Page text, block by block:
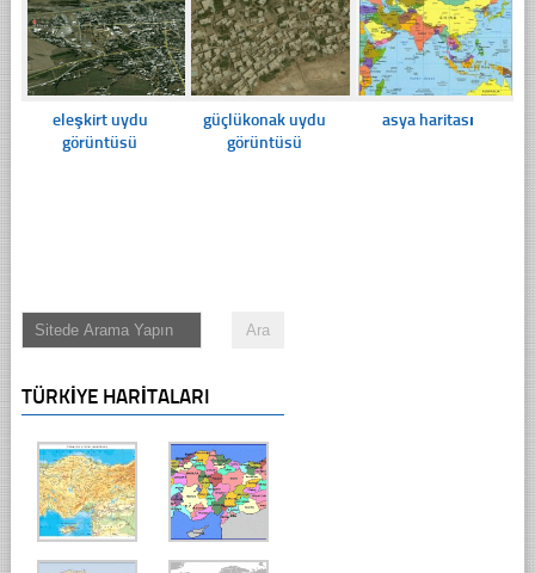
eleşkirt uydu
görüntüsü
güçlükonak uydu
görüntüsü
asya haritası
TÜRKIYE HARITALARI